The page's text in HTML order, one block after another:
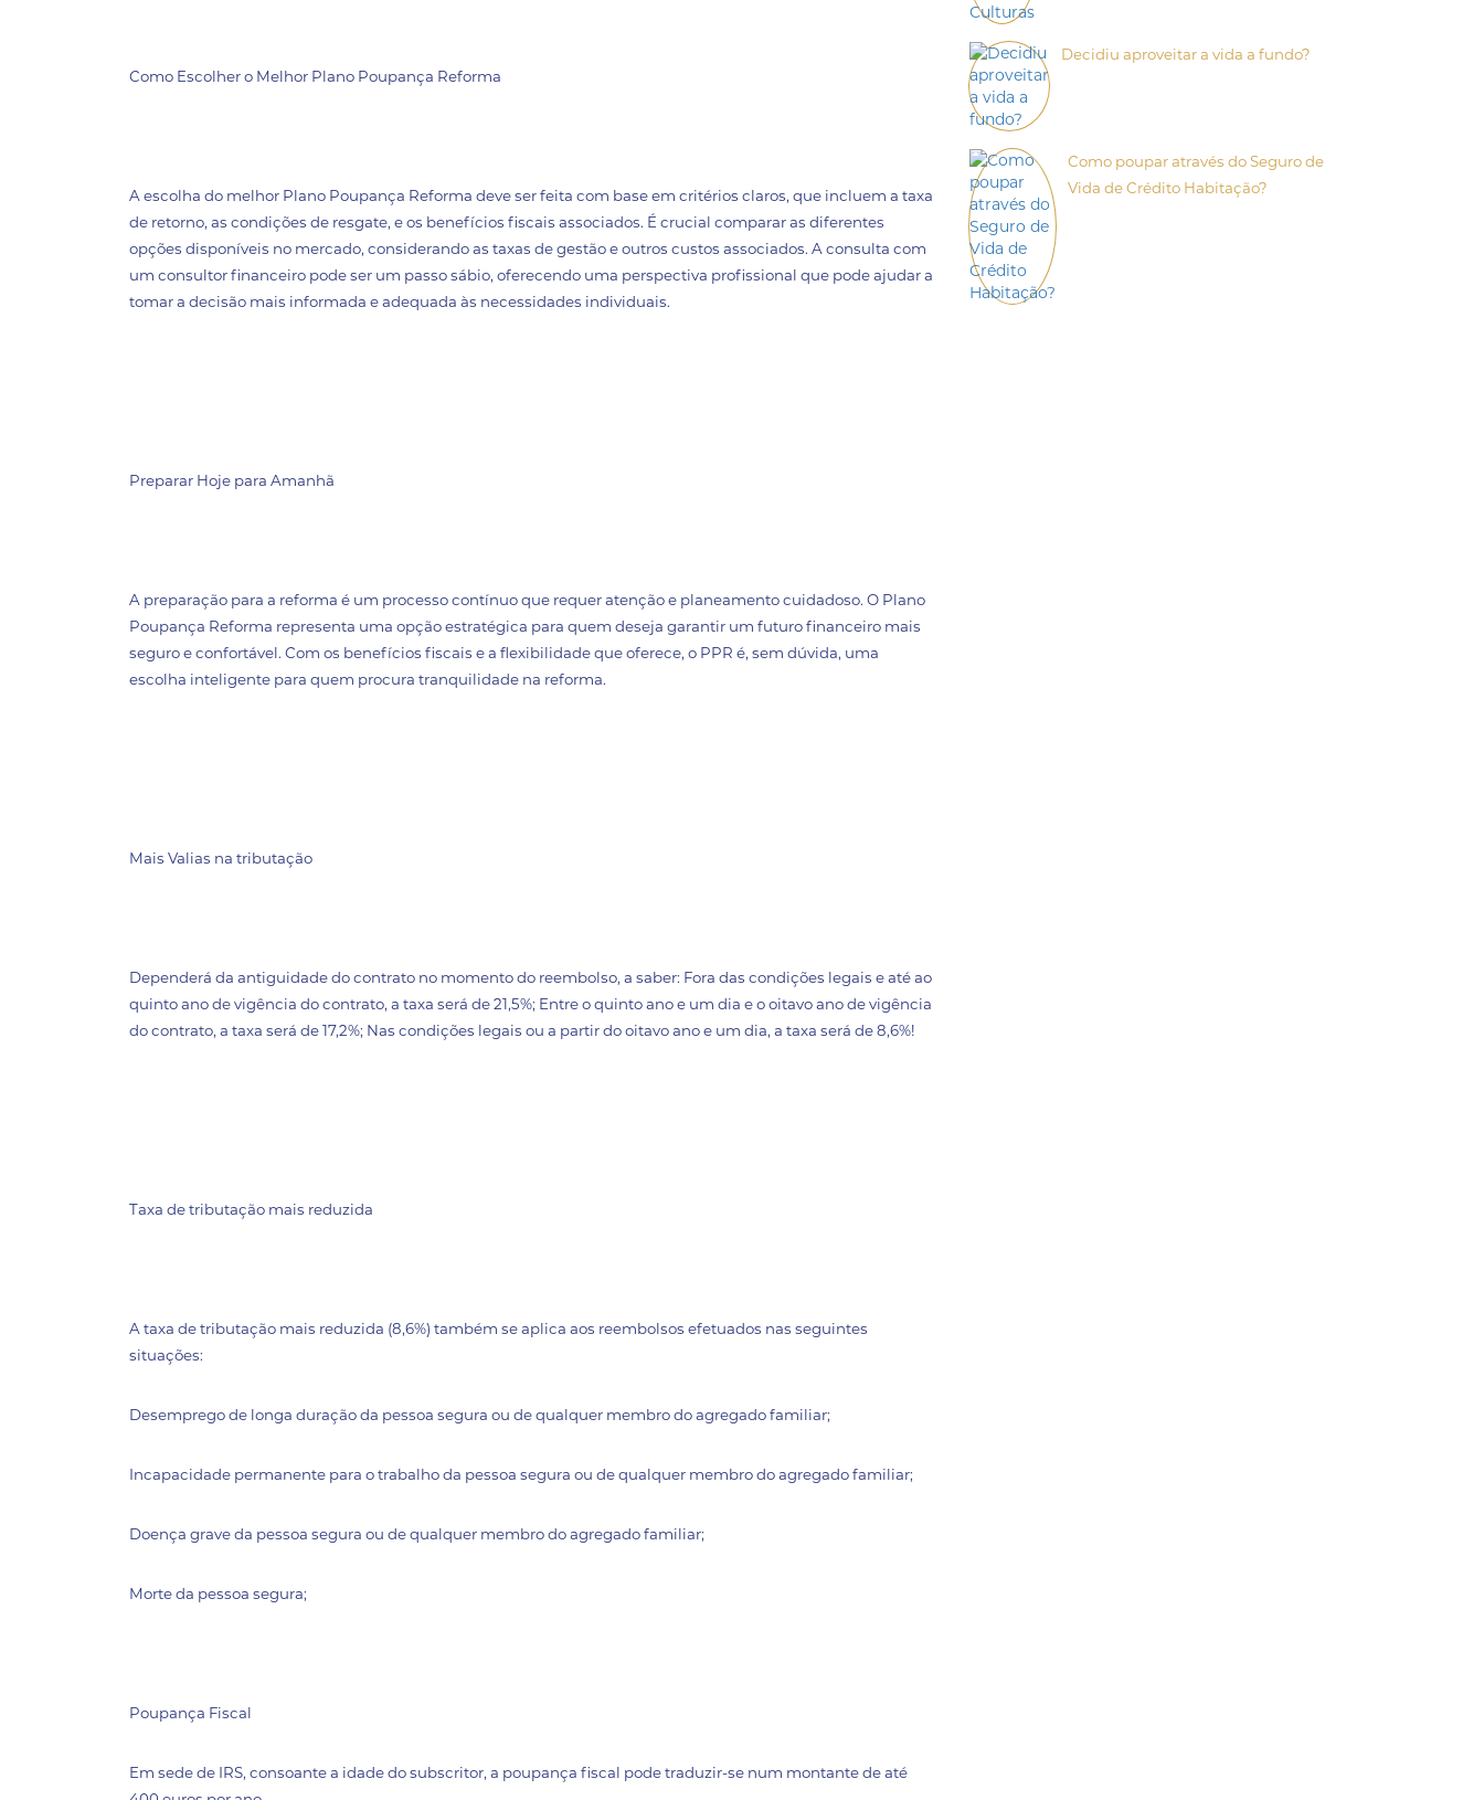
Como Escolher o Melhor Plano Poupança Reforma
A escolha do melhor Plano Poupança Reforma deve ser feita com base em critérios claros, que incluem a taxa
de retorno, as condições de resgate, e os benefícios fiscais associados. É crucial comparar as diferentes
opções disponíveis no mercado, considerando as taxas de gestão e outros custos associados. A consulta com
um consultor financeiro pode ser um passo sábio, oferecendo uma perspectiva profissional que pode ajudar a
tomar a decisão mais informada e adequada às necessidades individuais.
Preparar Hoje para Amanhã
A preparação para a reforma é um processo contínuo que requer atenção e planeamento cuidadoso. O Plano
Poupança Reforma representa uma opção estratégica para quem deseja garantir um futuro financeiro mais
seguro e confortável. Com os benefícios fiscais e a flexibilidade que oferece, o PPR é, sem dúvida, uma
escolha inteligente para quem procura tranquilidade na reforma.
Mais Valias na tributação
Dependerá da antiguidade do contrato no momento do reembolso, a saber: Fora das condições legais e até ao
quinto ano de vigência do contrato, a taxa será de 21,5%; Entre o quinto ano e um dia e o oitavo ano de vigência
do contrato, a taxa será de 17,2%; Nas condições legais ou a partir do oitavo ano e um dia, a taxa será de 8,6%!
Taxa de tributação mais reduzida
A taxa de tributação mais reduzida (8,6%) também se aplica aos reembolsos efetuados nas seguintes
situações:
Desemprego de longa duração da pessoa segura ou de qualquer membro do agregado familiar;
Incapacidade permanente para o trabalho da pessoa segura ou de qualquer membro do agregado familiar;
Doença grave da pessoa segura ou de qualquer membro do agregado familiar;
Morte da pessoa segura;
Poupança Fiscal
Em sede de IRS, consoante a idade do subscritor, a poupança fiscal pode traduzir-se num montante de até
Decidiu aproveitar a vida a fundo?
Como poupar através do Seguro de
Vida de Crédito Habitação?